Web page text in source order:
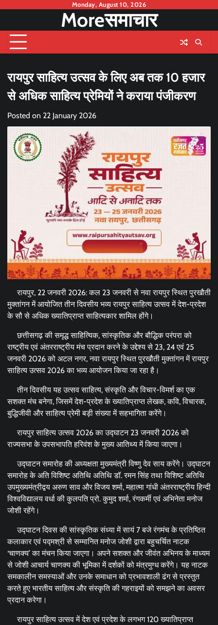
content
Monday, August 10, 2026
Moreसमाचार
रायपुर साहित्य उत्सव के लिए अब तक 10 हजार
से अधिक साहित्य प्रेमियों ने कराया पंजीकरण
Posted on 22 January 2026
रायपुर, 22 जनवरी 2026: कल 23 जनवरी से नवा रायपुर स्थित पुरखौती
मुक्तांगन में आयोजित तीन दिवसीय भव्य रायपुर साहित्य उत्सव में देश-प्रदेश
के सौ से अधिक ख्यातिप्राप्त साहित्यकार शामिल होंगे।
छत्तीसगढ़ की समृद्ध साहित्यिक, सांस्कृतिक और बौद्धिक परंपरा को
राष्ट्रीय एवं अंतरराष्ट्रीय मंच प्रदान करने के उद्देश्य से 23, 24 एवं 25
जनवरी 2026 को अटल नगर, नवा रायपुर स्थित पुरखौती मुक्तांगन में रायपुर
साहित्य उत्सव 2026 का भव्य आयोजन किया जा रहा है।
तीन दिवसीय यह उत्सव साहित्य, संस्कृति और विचार-विमर्श का एक
सशक्त मंच बनेगा, जिसमें देश-प्रदेश के ख्यातिप्राप्त लेखक, कवि, विचारक,
बुद्धिजीवी और साहित्य प्रेमी बड़ी संख्या में सहभागिता करेंगे।
रायपुर साहित्य उत्सव 2026 का उद्घाटन 23 जनवरी 2026 को
राज्यसभा के उपसभापति हरिवंश के मुख्य आतिथ्य में किया जाएगा।
उद्घाटन समारोह की अध्यक्षता मुख्यमंत्री विष्णु देव साय करेंगे। उद्घाटन
समारोह के अति विशिष्ट अतिथि अतिथि डॉ. रमन सिंह तथा विशिष्ट अतिथि
उपमुख्यमंत्रीद्वय अरुण साव और विजय शर्मा, महात्मा गांधी अंतरराष्ट्रीय हिन्दी
विश्वविद्यालय वर्धा की कुलपति प्रो. कुमुद शर्मा, रंगकर्मी एवं अभिनेता मनोज
जोशी रहेंगे।
उद्घाटन दिवस की सांस्कृतिक संध्या में सायं 7 बजे रंगमंच के प्रतिष्ठित
कलाकार एवं पद्मश्री से सम्मानित मनोज जोशी द्वारा बहुचर्चित नाटक
‘चाणक्य’ का मंचन किया जाएगा। अपने सशक्त और जीवंत अभिनय के माध्यम
से जोशी आचार्य चाणक्य की भूमिका में दर्शकों को मंत्रमुग्ध करेंगे। यह नाटक
समकालीन समस्याओं और उनके समाधान को प्रभावशाली ढंग से प्रस्तुत
करते हुए भारतीय साहित्य और संस्कृति की गहराइयों को समझने का अवसर
प्रदान करेगा।
रायपुर साहित्य उत्सव में देश एवं प्रदेश के लगभग 120 ख्यातिप्राप्त